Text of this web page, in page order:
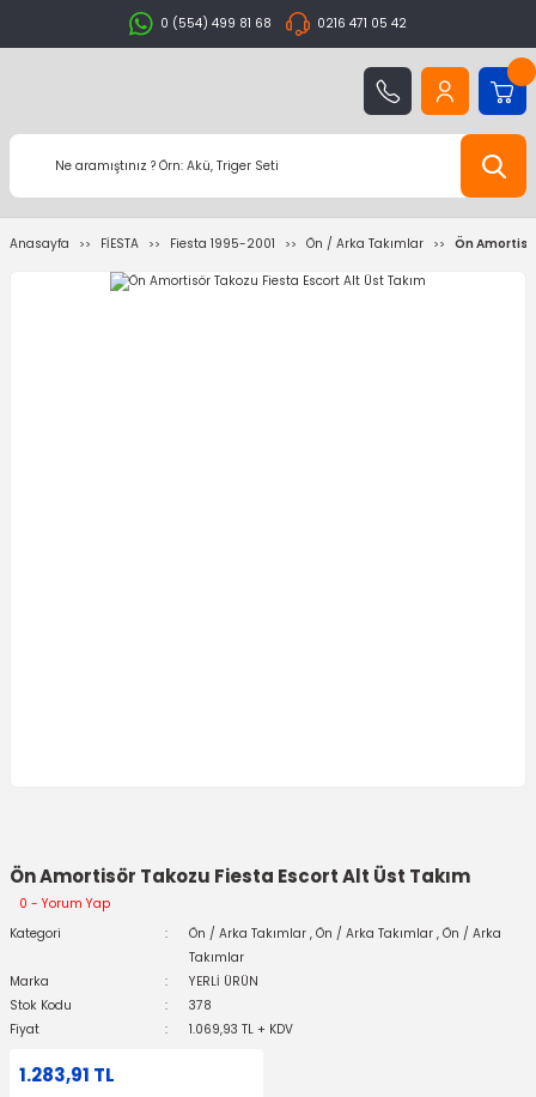
0 (554) 499 81 68 0216 471 05 42
Anasayfa FİESTA Fiesta 1995-2001 Ön / Arka Takımlar Ön
Ön Amortisör Takozu Fiesta Escort Alt Üst Takım
0 - Yorum Yap
Kategori
Ön / Arka Takımlar , Ön / Arka Takımlar , Ön / Arka
Takımlar
Marka
YERLİ ÜRÜN
Stok Kodu
378
Fiyat
1.069,93 TL + KDV
1.283,91 TL